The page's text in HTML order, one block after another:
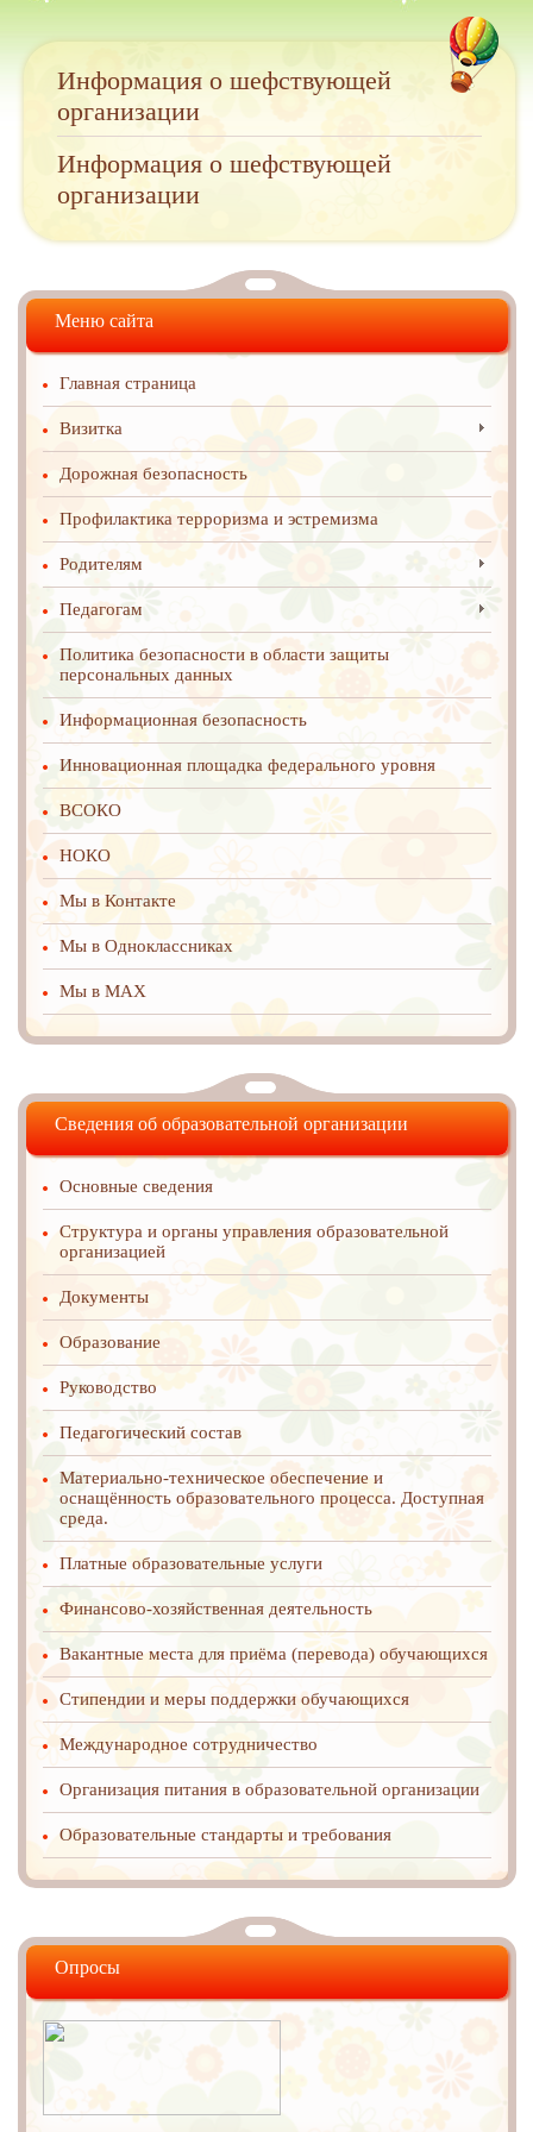
Информация о шефствующей
организации
Информация о шефствующей
организации
Меню сайта
Главная страница
Визитка
Дорожная безопасность
Профилактика терроризма и эстремизма
Родителям
Педагогам
Политика безопасности в области защиты
персональных данных
Информационная безопасность
Инновационная площадка федерального уровня
ВСОКО
НОКО
Мы в Контакте
Мы в Одноклассниках
Мы в MAX
Сведения об образовательной организации
Основные сведения
Структура и органы управления образовательной
организацией
Документы
Образование
Руководство
Педагогический состав
Материально-техническое обеспечение и
оснащённость образовательного процесса. Доступная
среда.
Платные образовательные услуги
Финансово-хозяйственная деятельность
Вакантные места для приёма (перевода) обучающихся
Стипендии и меры поддержки обучающихся
Международное cотрудничество
Организация питания в образовательной организации
Образовательные стандарты и требования
Опросы